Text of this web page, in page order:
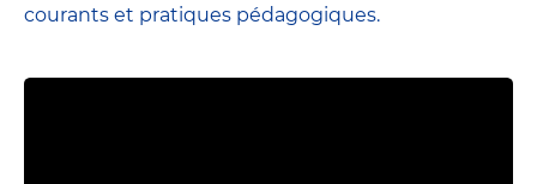
courants et pratiques pédagogiques.